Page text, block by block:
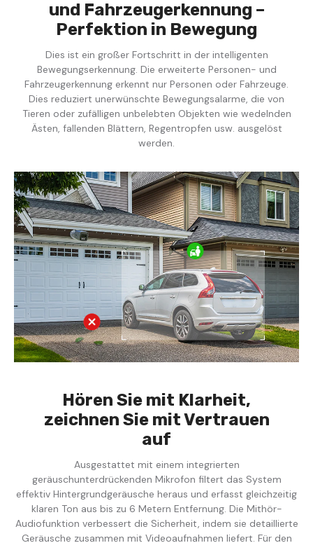
und Fahrzeugerkennung –
Perfektion in Bewegung
Dies ist ein großer Fortschritt in der intelligenten
Bewegungserkennung. Die erweiterte Personen- und
Fahrzeugerkennung erkennt nur Personen oder Fahrzeuge.
Dies reduziert unerwünschte Bewegungsalarme, die von
Tieren oder zufälligen unbelebten Objekten wie wedelnden
Ästen, fallenden Blättern, Regentropfen usw. ausgelöst
werden.
Hören Sie mit Klarheit,
zeichnen Sie mit Vertrauen
auf
Ausgestattet mit einem integrierten
geräuschunterdrückenden Mikrofon filtert das System
effektiv Hintergrundgeräusche heraus und erfasst gleichzeitig
klaren Ton aus bis zu 6 Metern Entfernung. Die Mithör-
Audiofunktion verbessert die Sicherheit, indem sie detaillierte
Geräusche zusammen mit Videoaufnahmen liefert. Für den